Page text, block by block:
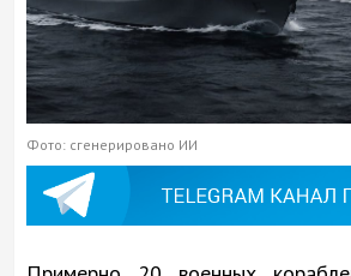
Фото: сгенерировано ИИ